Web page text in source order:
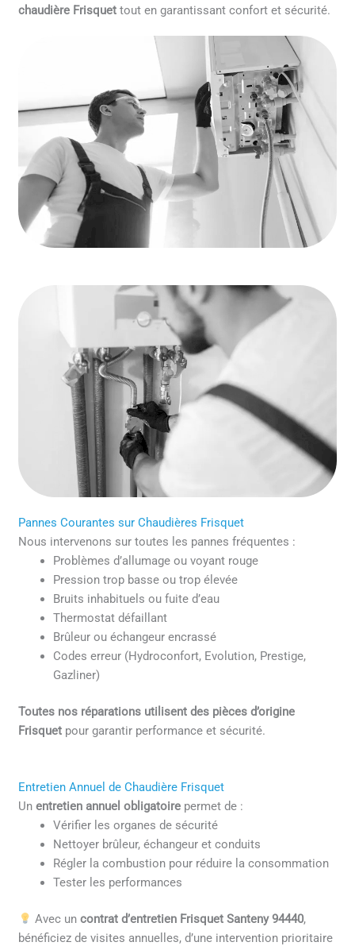
chaudière Frisquet tout en garantissant confort et sécurité.
Pannes Courantes sur Chaudières Frisquet
Nous intervenons sur toutes les pannes fréquentes :
Problèmes d’allumage ou voyant rouge
Pression trop basse ou trop élevée
Bruits inhabituels ou fuite d’eau
Thermostat défaillant
Brûleur ou échangeur encrassé
Codes erreur (Hydroconfort, Evolution, Prestige,
Gazliner)
Toutes nos réparations utilisent des pièces d’origine
Frisquet pour garantir performance et sécurité.
Entretien Annuel de Chaudière Frisquet
Unentretien annuel obligatoire permet de :
Vérifier les organes de sécurité
Nettoyer brûleur, échangeur et conduits
Régler la combustion pour réduire la consommation
Tester les performances
Avec un contrat d’entretien Frisquet Santeny 94440,
bénéficiez de visites annuelles, d’une intervention prioritaire